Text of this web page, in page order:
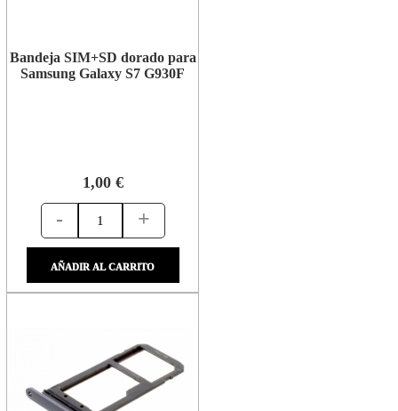
Bandeja SIM+SD dorado para
Samsung Galaxy S7 G930F
1,00 €
- +
AÑADIR AL CARRITO